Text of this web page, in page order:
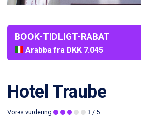
BOOK-TIDLIGT-RABAT
Arabba fra DKK 7.045
La Thuile fra DKK 4.595
Cervinia fra DKK 5.295
Sölden fra DKK 8.445
Passo Tonale fra DKK 3.795
Hotel Traube
Vores vurdering 3 / 5